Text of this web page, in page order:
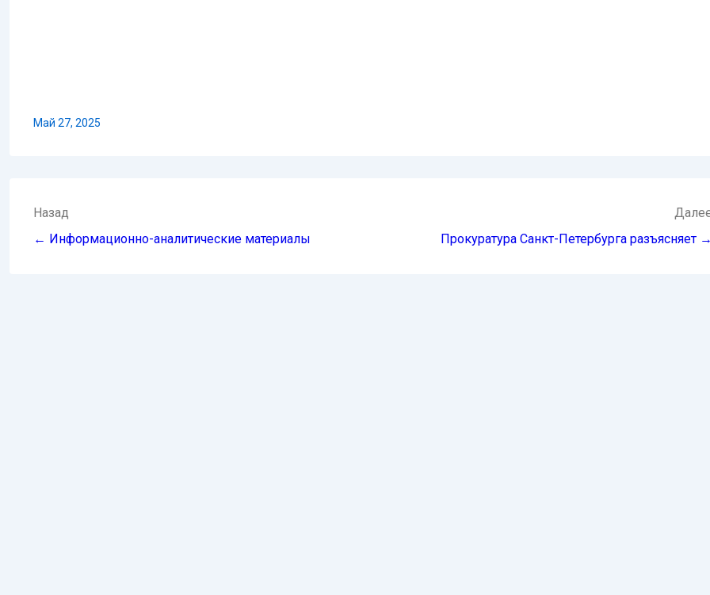
Май 27, 2025
Навигация
по
Назад
← Информационно-аналитические материалы
Прокуратура Санкт-Петербурга разъясняет